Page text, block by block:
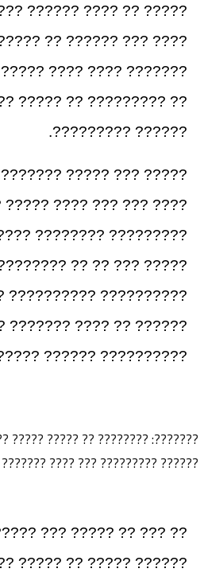
?????? ??? ??? ??????
?? ????? ????????? ??
???????? ?????????
????? ?? ????? ???????
?????? ?????????.
?????????? ?? ??? ???
????? ??? ?????????
???? ????????? ????
???????????? ????????
?? ??? ??? ???
???? ??????? ???????
?????? ????? ????????.
????? ????? ????????? ?????????
?????? ????????? ??? ???? ???????
??? ???????? ????
????? ????? ??? ?????